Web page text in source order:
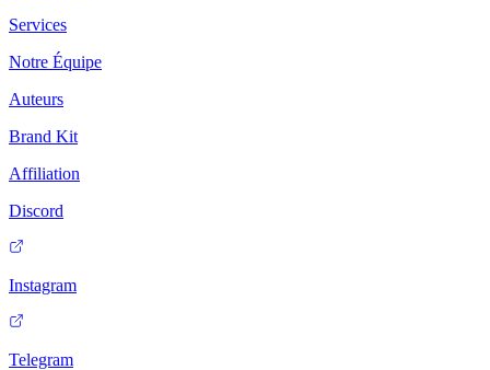
Services
Notre Équipe
Auteurs
Brand Kit
Affiliation
Discord
Instagram
Telegram